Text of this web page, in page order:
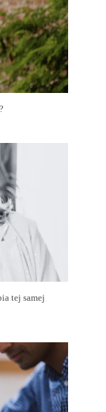
tej samej